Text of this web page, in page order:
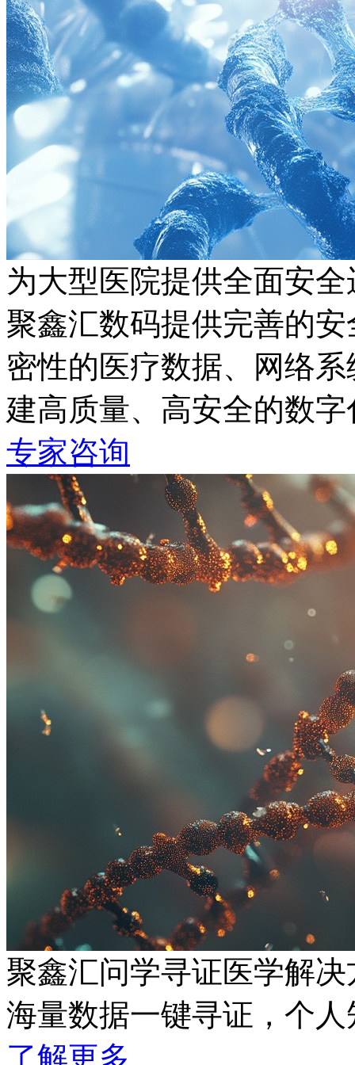
为大型医院提供全面安
聚鑫汇数码提供完善的安
密性的医疗数据、网络
建高质量、高安全的数
专家咨询
聚鑫汇问学寻证医学解决
海量数据一键寻证，个
了解更多